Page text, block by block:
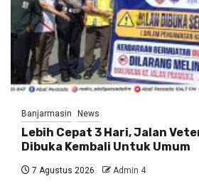
Banjarmasin News
Lebih Cepat 3 Hari, Jalan
Dibuka Kembali Untuk Umum
7 Agustus 2026 Admin 4